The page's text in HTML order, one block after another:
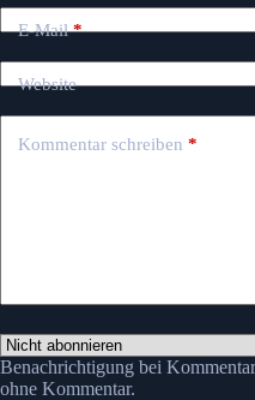
E-Mail*
Website
Kommentar schreiben *
Benachrichtigung bei
ohne Kommentar.